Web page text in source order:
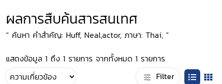
ผลการสืบค้นสารสนเทศ
“ ค้นหา คำสำคัญ: Huff, Neal,actor, ภาษา: Thai, ”
แสดงข้อมูล 1 ถึง 1 รายการ จากทั้งหมด 1 รายการ
Filter